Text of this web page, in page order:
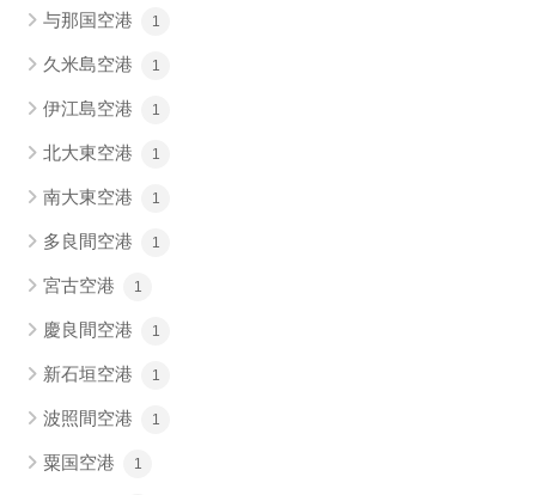
与那国空港 1
久米島空港 1
伊江島空港 1
北大東空港 1
南大東空港 1
多良間空港 1
宮古空港 1
慶良間空港 1
新石垣空港 1
波照間空港 1
粟国空港 1